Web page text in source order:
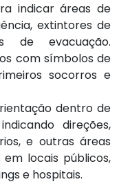
indicar áreas de
extintores de
de evacuação.
com símbolos de
socorros e
dentro de
direções,
e outras áreas
locais públicos,
e hospitais.